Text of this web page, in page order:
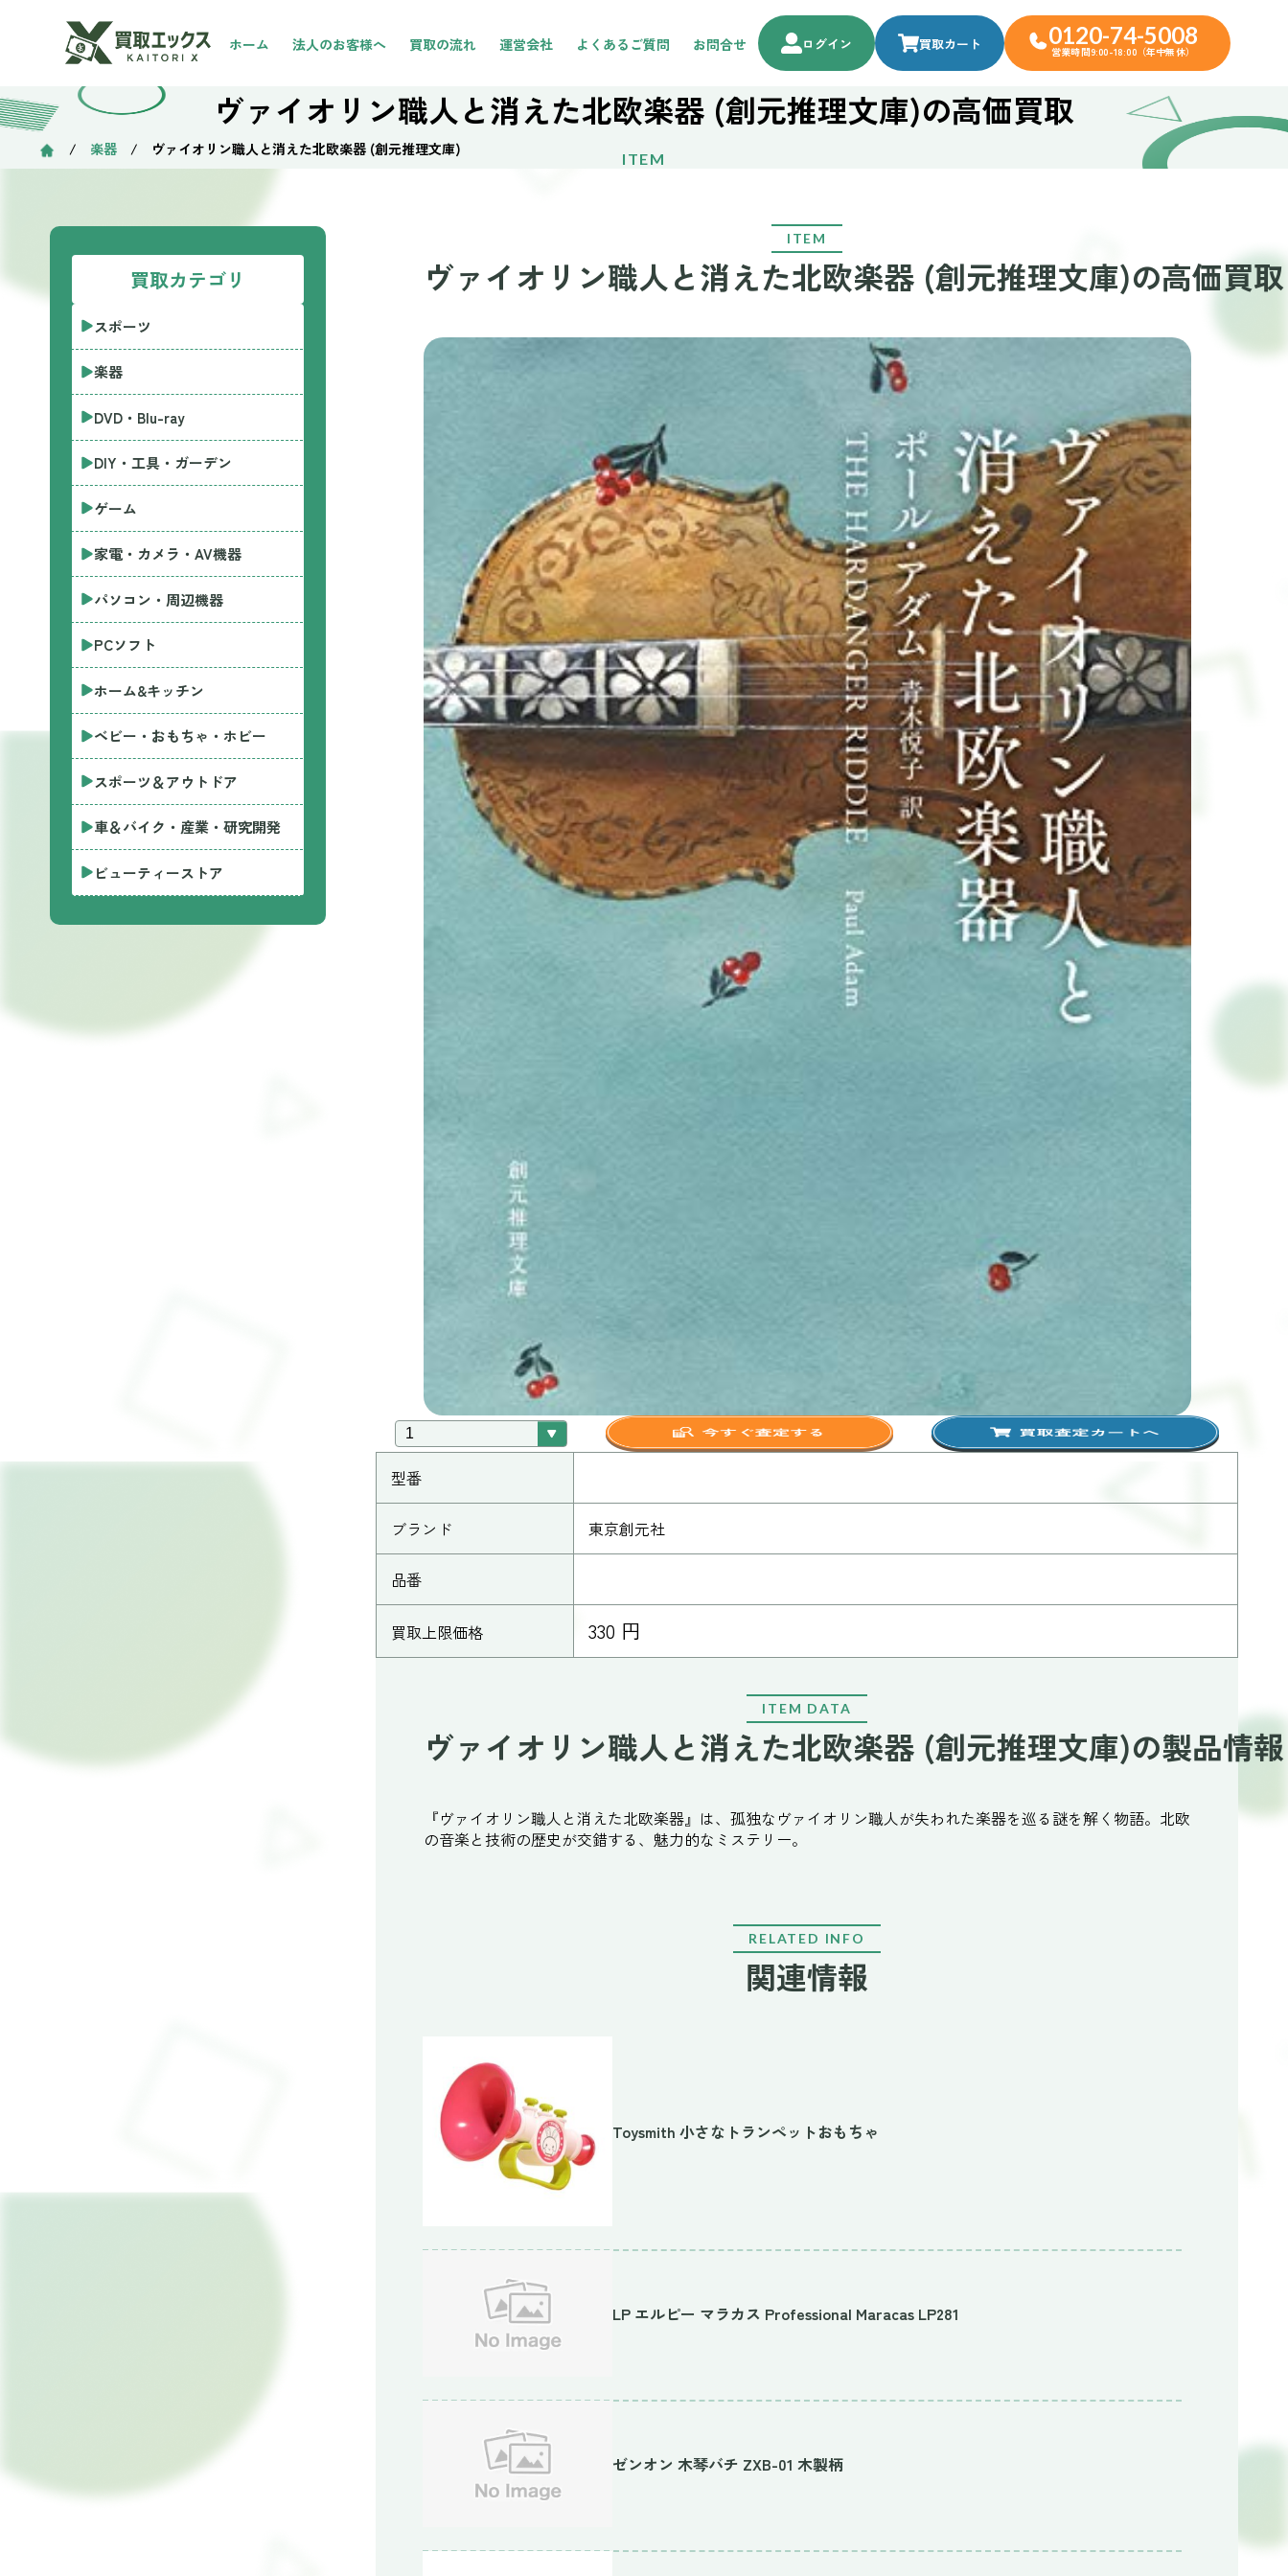
ホーム 法人のお客様へ 買取の流れ 運営会社 よくあるご質問 お問合せ ログイン 買取カート 0120-74-5008
営業時間9:00-18:00（年中無休）
ヴァイオリン職人と消えた北欧楽器 (創元推理文庫)の高価買取
ITEM
/ 楽器 / ヴァイオリン職人と消えた北欧楽器 (創元推理文庫)
ITEM
ヴァイオリン職人と消えた北欧楽器 (創元推理文庫)の高価買取
型番
ブランド 東京創元社
品番
買取上限価格 330 円
ITEM DATA
ヴァイオリン職人と消えた北欧楽器 (創元推理文庫)の製品情報
『ヴァイオリン職人と消えた北欧楽器』は、孤独なヴァイオリン職人が失われた楽器を巡る謎を解く物語。北欧
の音楽と技術の歴史が交錯する、魅力的なミステリー。
RELATED INFO
関連情報
Toysmith 小さなトランペットおもちゃ
LP エルピー マラカス Professional Maracas LP281
ゼンオン 木琴バチ ZXB-01 木製柄
買取カテゴリ
スポーツ
楽器
DVD・Blu-ray
DIY・工具・ガーデン
ゲーム
家電・カメラ・AV機器
パソコン・周辺機器
PCソフト
ホーム&キッチン
ベビー・おもちゃ・ホビー
スポーツ＆アウトドア
車＆バイク・産業・研究開発
ビューティーストア